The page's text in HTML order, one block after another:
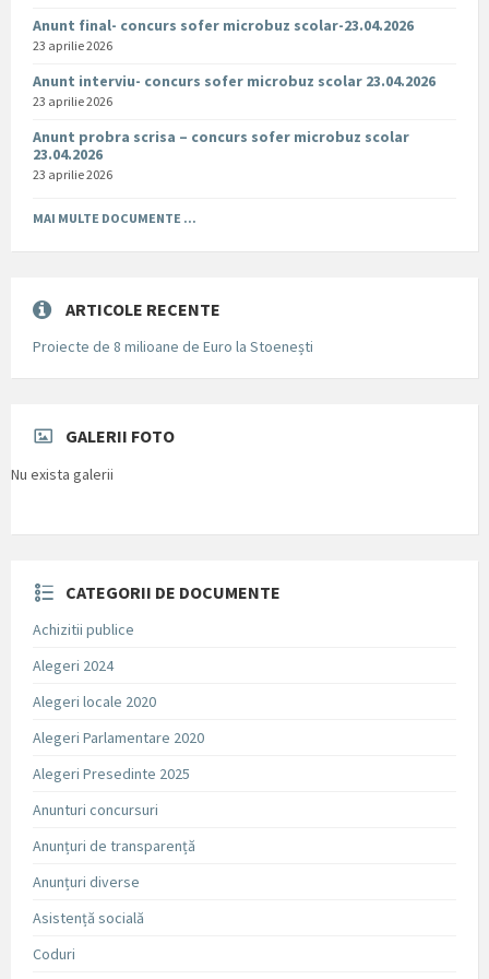
Anunt final- concurs sofer microbuz scolar-23.04.2026
23 aprilie 2026
Anunt interviu- concurs sofer microbuz scolar 23.04.2026
23 aprilie 2026
Anunt probra scrisa – concurs sofer microbuz scolar
23.04.2026
23 aprilie 2026
MAI MULTE DOCUMENTE ...
ARTICOLE RECENTE
Proiecte de 8 milioane de Euro la Stoenești
GALERII FOTO
Nu exista galerii
CATEGORII DE DOCUMENTE
Achizitii publice
Alegeri 2024
Alegeri locale 2020
Alegeri Parlamentare 2020
Alegeri Presedinte 2025
Anunturi concursuri
Anunțuri de transparență
Anunțuri diverse
Asistență socială
Coduri